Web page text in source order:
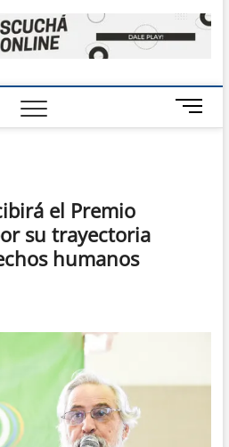
B
o
el Premio
su trayectoria
humanos